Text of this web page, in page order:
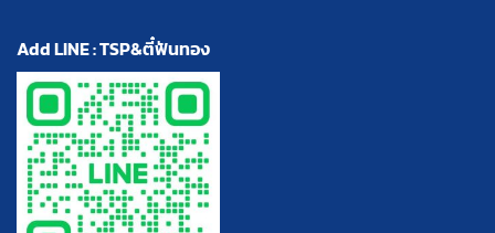
Add LINE : TSP&ตี๋ฟันทอง